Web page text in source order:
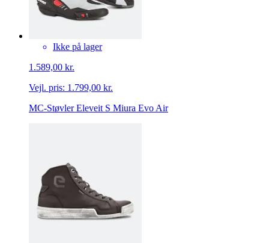
Ikke på lager
1.589,00 kr.
Vejl. pris: 1.799,00 kr.
MC-Støvler Eleveit S Miura Evo Air